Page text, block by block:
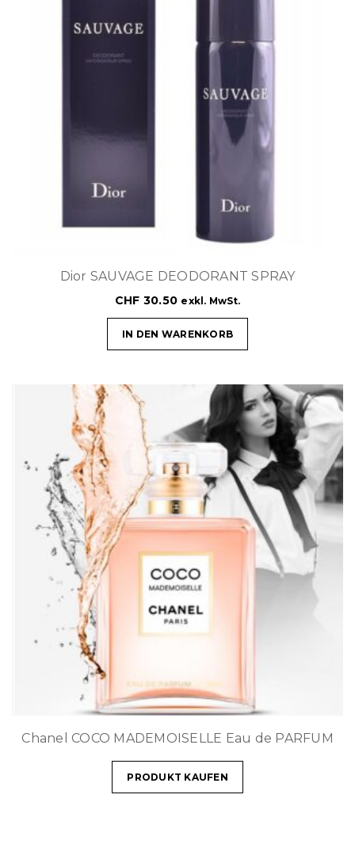
Dior SAUVAGE DEODORANT SPRAY
CHF 30.50 exkl. MwSt.
IN DEN WARENKORB
Chanel COCO MADEMOISELLE Eau de PARFUM
PRODUKT KAUFEN